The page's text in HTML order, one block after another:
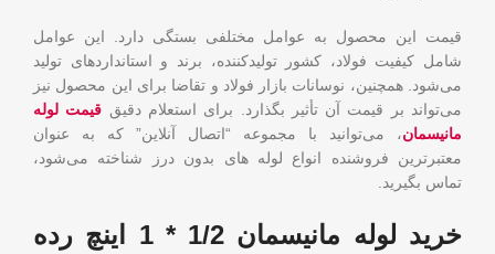
قیمت این محصول به عوامل مختلفی بستگی دارد. این عوامل
شامل کیفیت فولاد، کشور تولیدکننده، برند و استانداردهای تولید
می‌شود. همچنین، نوسانات بازار فولاد و تقاضا برای این محصول نیز
می‌تواند بر قیمت آن تأثیر بگذارد. برای استعلام دقیق قیمت لوله
مانیسمان، می‌توانید با مجموعه “اتصال آنلاین” که به عنوان
معتبرترین فروشنده انواع لوله های بدون درز شناخته می‌شود،
تماس بگیرید.
خرید لوله مانیسمان 1/2 * 1 اینچ رده